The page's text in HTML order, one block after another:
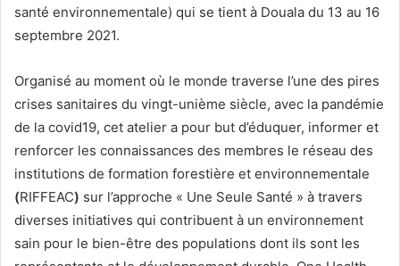
santé environnementale) qui se tient à Douala du 13 au 16
septembre 2021.
Organisé au moment où le monde traverse l’une des pires
crises sanitaires du vingt-unième siècle, avec la pandémie
de la covid19, cet atelier a pour but d’éduquer, informer et
renforcer les connaissances des membres le réseau des
institutions de formation forestière et environnementale
(RIFFEAC) sur l’approche « Une Seule Santé » à travers
diverses initiatives qui contribuent à un environnement
sain pour le bien-être des populations dont ils sont les